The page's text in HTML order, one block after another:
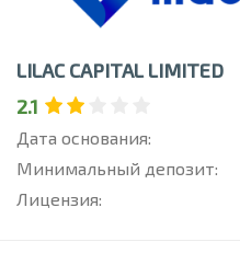
LILAC CAPITAL LIMITED
2.1
Дата основания:
Минимальный депозит:
Лицензия: